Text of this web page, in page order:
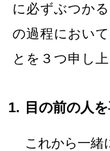
に必ずぶつか
の過程におい
とを３つ申し上
目の前の人
これから一緒